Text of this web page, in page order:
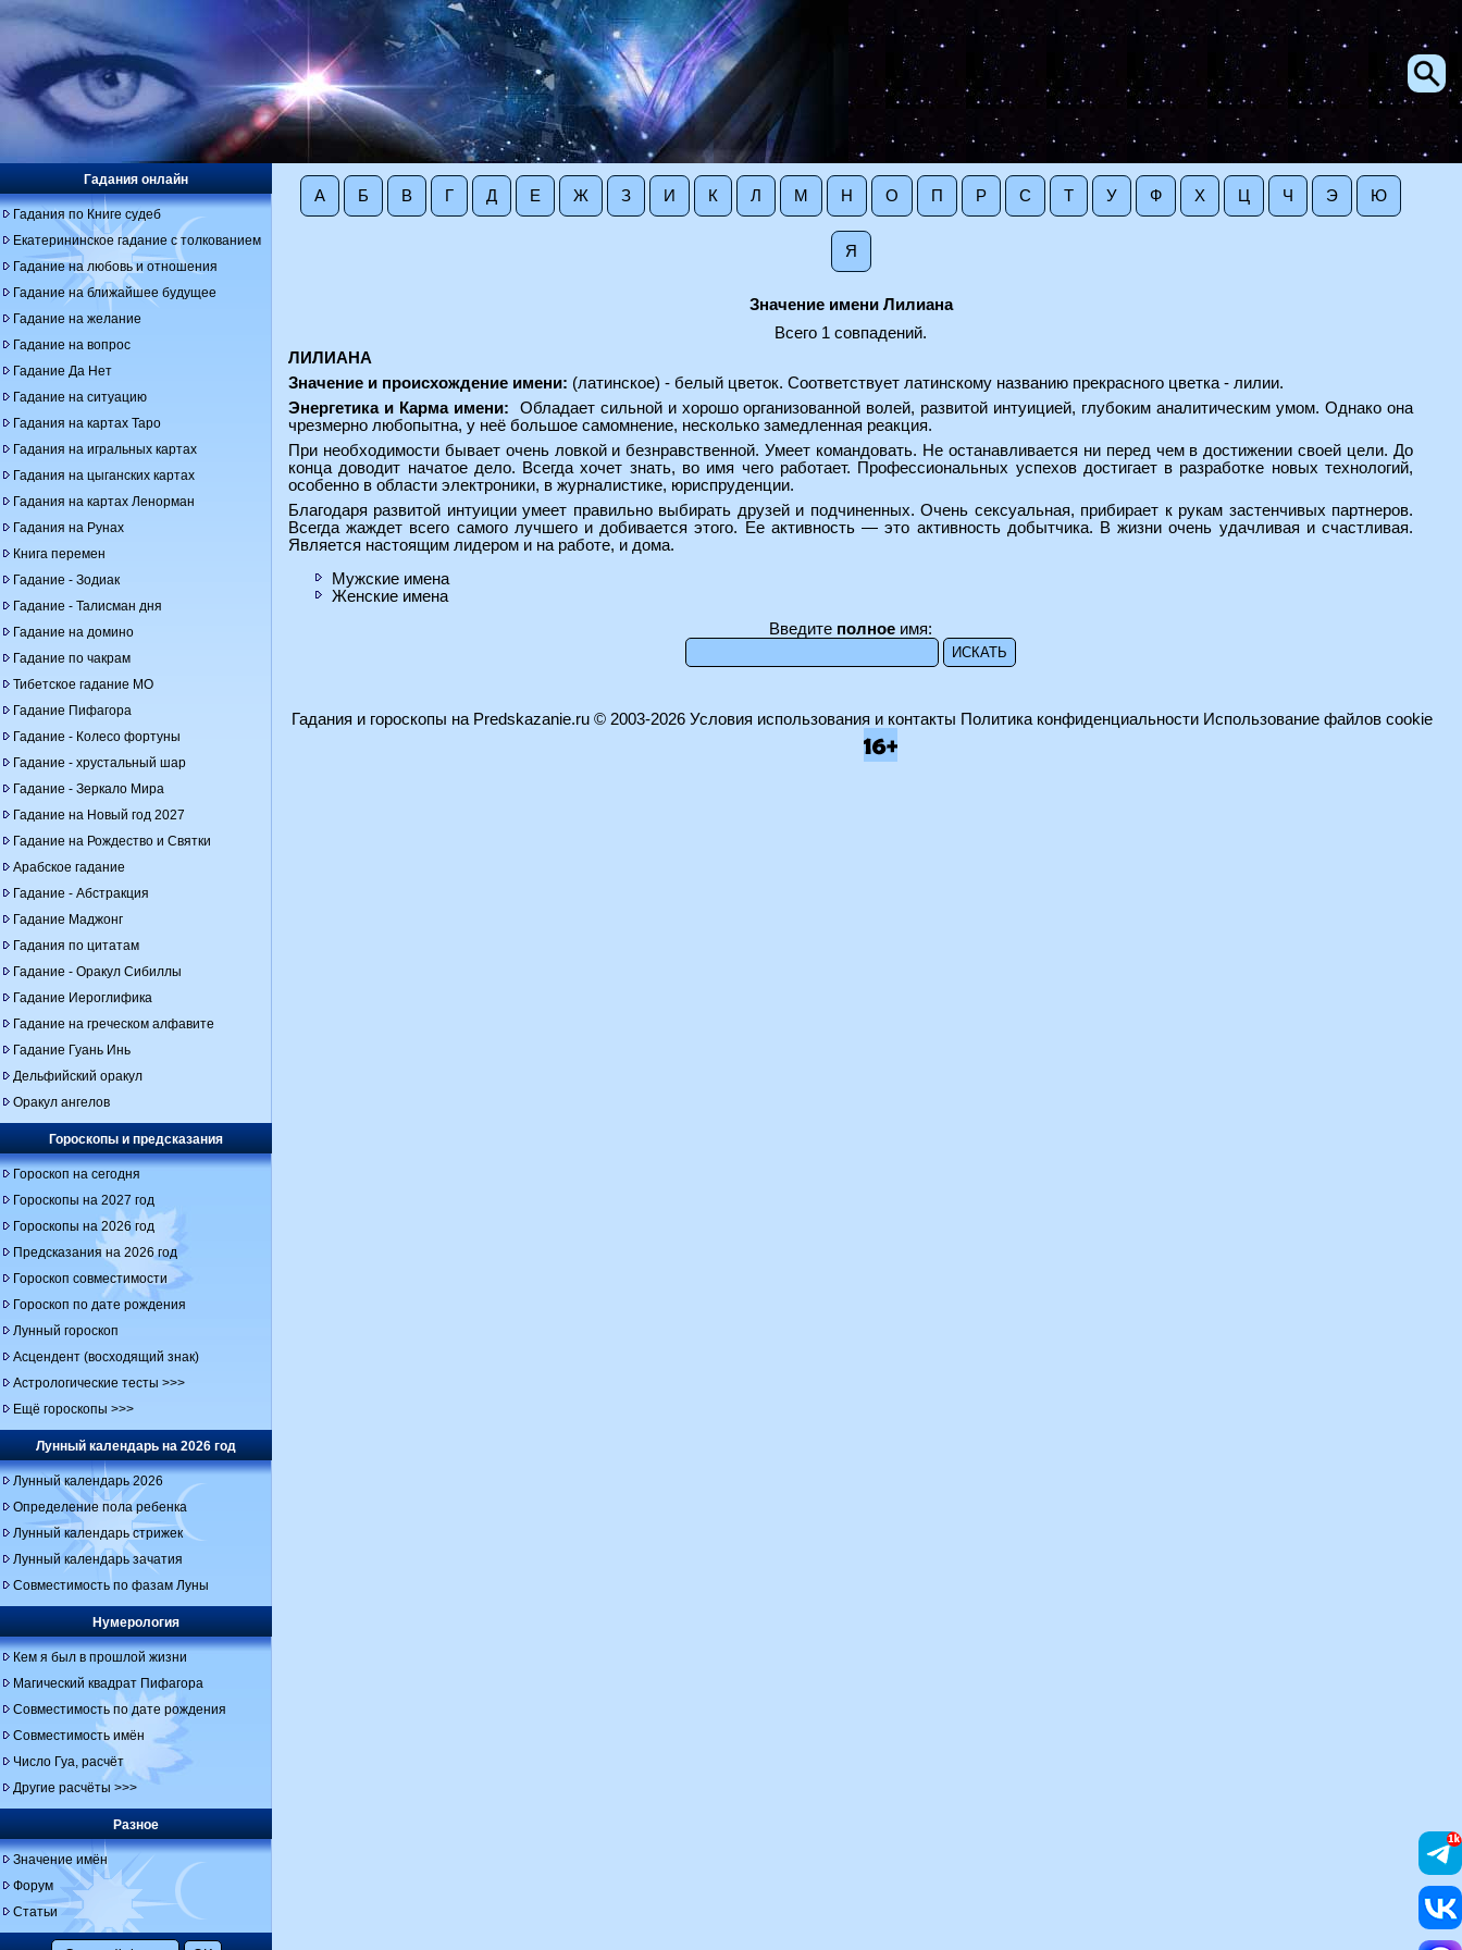
А Б В Г Д Е Ж З И К Л М Н О П Р С Т У Ф Х Ц Ч Э Ю
Я
Значение имени Лилиана
Всего 1 совпадений.
ЛИЛИАНА
Значение и происхождение имени: (латинское) - белый цветок. Соответствует латинскому названию прекрасного цветка - лилии.
Энергетика и Карма имени: Обладает сильной и хорошо организованной волей, развитой интуицией, глубоким аналитическим умом. Однако она
чрезмерно любопытна, у неё большое самомнение, несколько замедленная реакция.
При необходимости бывает очень ловкой и безнравственной. Умеет командовать. Не останавливается ни перед чем в достижении своей цели. До
конца доводит начатое дело. Всегда хочет знать, во имя чего работает. Профессиональных успехов достигает в разработке новых технологий,
особенно в области электроники, в журналистике, юриспруденции.
Благодаря развитой интуиции умеет правильно выбирать друзей и подчиненных. Очень сексуальная, прибирает к рукам застенчивых партнеров.
Всегда жаждет всего самого лучшего и добивается этого. Ее активность — это активность добытчика. В жизни очень удачливая и счастливая.
Является настоящим лидером и на работе, и дома.
Мужские имена
Женские имена
Введите полное имя:
Гадания онлайн
Гадания по Книге судеб
Екатерининское гадание с толкованием
Гадание на любовь и отношения
Гадание на ближайшее будущее
Гадание на желание
Гадание на вопрос
Гадание Да Нет
Гадание на ситуацию
Гадания на картах Таро
Гадания на игральных картах
Гадания на цыганских картах
Гадания на картах Ленорман
Гадания на Рунах
Книга перемен
Гадание - Зодиак
Гадание - Талисман дня
Гадание на домино
Гадание по чакрам
Тибетское гадание МО
Гадание Пифагора
Гадание - Колесо фортуны
Гадание - хрустальный шар
Гадание - Зеркало Мира
Гадание на Новый год 2027
Гадание на Рождество и Святки
Арабское гадание
Гадание - Абстракция
Гадание Маджонг
Гадания по цитатам
Гадание - Оракул Сибиллы
Гадание Иероглифика
Гадание на греческом алфавите
Гадание Гуань Инь
Дельфийский оракул
Оракул ангелов
Гороскопы и предсказания
Гороскоп на сегодня
Гороскопы на 2027 год
Гороскопы на 2026 год
Предсказания на 2026 год
Гороскоп совместимости
Гороскоп по дате рождения
Лунный гороскоп
Асцендент (восходящий знак)
Астрологические тесты >>>
Ещё гороскопы >>>
Лунный календарь на 2026 год
Лунный календарь 2026
Определение пола ребенка
Лунный календарь стрижек
Лунный календарь зачатия
Совместимость по фазам Луны
Нумерология
Кем я был в прошлой жизни
Магический квадрат Пифагора
Совместимость по дате рождения
Совместимость имён
Число Гуа, расчёт
Другие расчёты >>>
Разное
Значение имён
Форум
Статьи
Гадания и гороскопы на Predskazanie.ru© 2003-2026 Условия использования и контакты Политика конфиденциальности Использование файлов cookie